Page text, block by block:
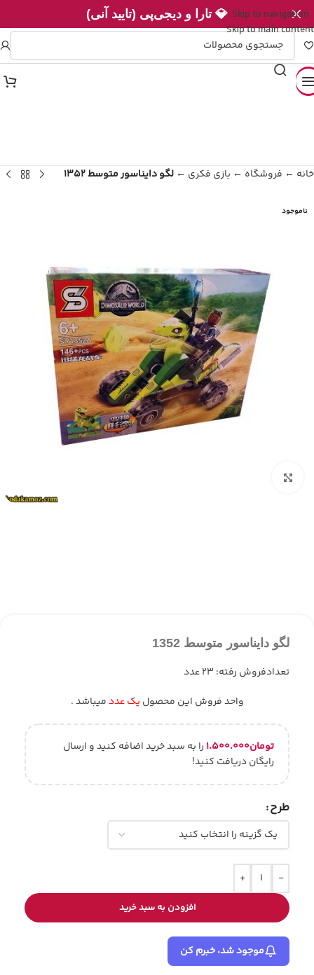
Skip to navigation
Skip to main content
💎 تارا و دیجی‌پی (تایید آنی)
خانه ← فروشگاه ← بازی فکری ← لگو دایناسور متوسط 1352
ناموجود
لگو دایناسور متوسط 1352
تعدادفروش رفته: 23 عدد
واحد فروش این محصول یک عددمیباشد .
تومان۱.۵۰۰.۰۰۰ را به سبد خرید اضافه کنید و ارسال
رایگان دریافت کنید!
طرح
-
+
افزودن به سبد خرید
موجود شد، خبرم کن